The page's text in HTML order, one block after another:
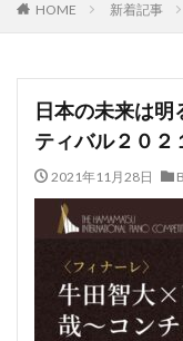
HOME 新着記事
日本の未来は
ティバル２０２
2021年11月28日